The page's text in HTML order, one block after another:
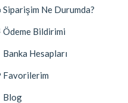
Siparişim Ne Durumda?
Ödeme Bildirimi
Banka Hesapları
Favorilerim
Blog